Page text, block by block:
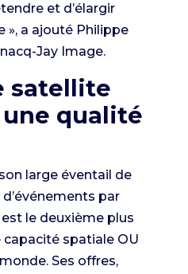
et d’élargir
», a ajouté Philippe
Jay Image.
satellite
qualité
large éventail de
par
le deuxième plus
spatiale OU
Ses offres,